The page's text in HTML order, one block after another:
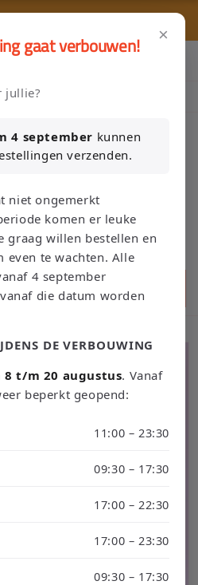
🎮
of TCG collectie aan Retro Empire
op in onze voorraad.
×
gaat verbouwen!
jullie?
4 september kunnen
verzenden.
niet ongemerkt
komen er leuke
graag willen bestellen en
even te wachten. Alle
4 september
die datum worden
DE VERBOUWING
8 t/m 20 augustus. Vanaf
beperkt geopend:
11:00 – 23:30
09:30 – 17:30
17:00 – 22:30
17:00 – 23:30
09:30 – 17:30